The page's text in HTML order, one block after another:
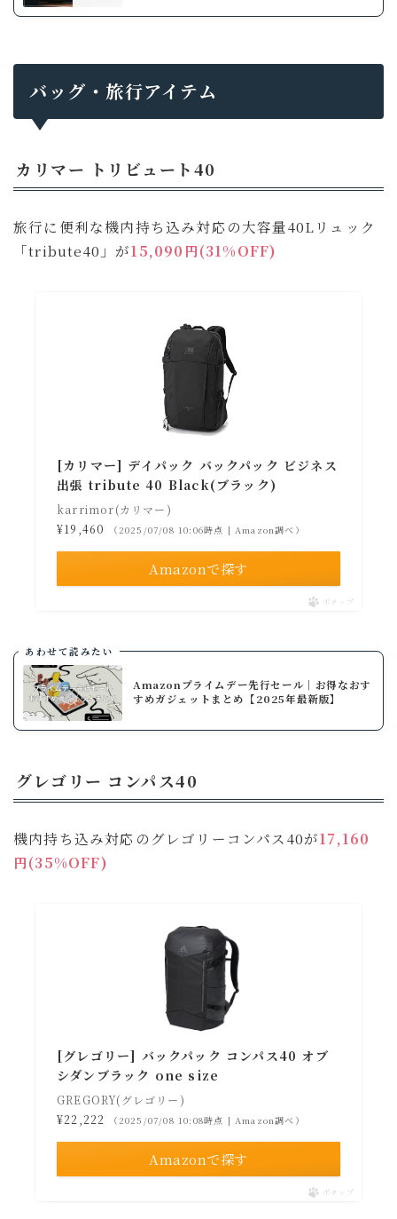
バッグ・旅行アイテム
カリマー トリビュート40
旅行に便利な機内持ち込み対応の大容量40Lリュック
「tribute40」が15,090円(31%OFF)
[カリマー] デイパック バックパック ビジネス
出張 tribute 40 Black(ブラック)
karrimor(カリマー)
¥19,460
（2025/07/08 10:06時点 | Amazon調べ）
Amazonで探す
ポチップ
あわせて読みたい
Amazonプライムデー先行セール│お得なおす
すめガジェットまとめ【2025年最新版】
グレゴリー コンパス40
機内持ち込み対応のグレゴリーコンパス40が17,160
円(35%OFF)
[グレゴリー] バックパック コンパス40 オブ
シダンブラック one size
GREGORY(グレゴリー)
¥22,222
（2025/07/08 10:08時点 | Amazon調べ）
Amazonで探す
ポチップ